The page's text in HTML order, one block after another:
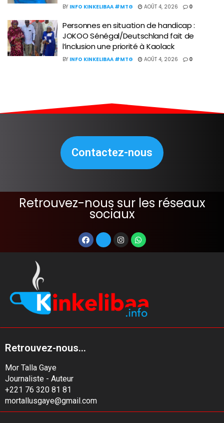
BY INFO KINKELIBAA #MTG AOÛT 4, 2026 0
Personnes en situation de handicap :
JOKOO Sénégal/Deutschland fait de
l’inclusion une priorité à Kaolack
BY INFO KINKELIBAA #MTG AOÛT 4, 2026 0
Contactez-nous
Retrouvez-nous sur les réseaux
sociaux
Retrouvez-nous...
Mor Talla Gaye
Journaliste - Auteur
+221 76 320 81 81
mortallusgaye@gmail.com